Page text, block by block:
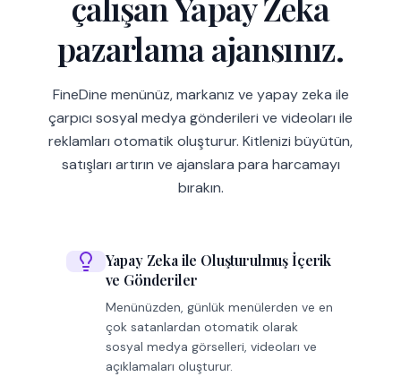
pazarlama ajansınız.
FineDine menünüz, markanız ve yapay zeka ile
çarpıcı sosyal medya gönderileri ve videoları ile
reklamları otomatik oluşturur. Kitlenizi büyütün,
satışları artırın ve ajanslara para harcamayı
bırakın.
Yapay Zeka ile Oluşturulmuş İçerik
ve Gönderiler
Menünüzden, günlük menülerden ve en
çok satanlardan otomatik olarak
sosyal medya görselleri, videoları ve
açıklamaları oluşturur.